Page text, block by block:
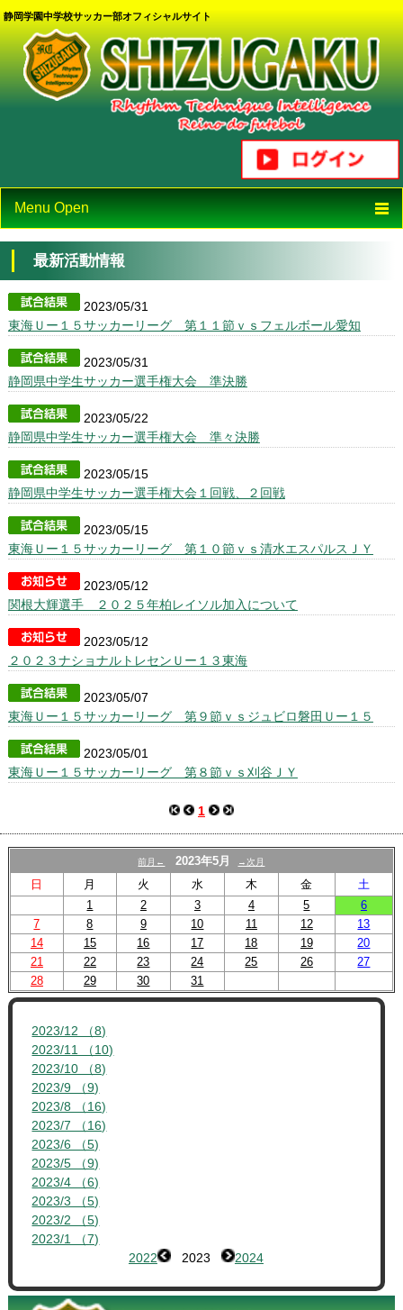
静岡学園中学校サッカー部オフィシャルサイト
Menu Open
最新活動情報
2023/05/31
東海Ｕー１５サッカーリーグ 第１１節ｖｓフェルボール愛知
2023/05/31
静岡県中学生サッカー選手権大会 準決勝
2023/05/22
静岡県中学生サッカー選手権大会 準々決勝
2023/05/15
静岡県中学生サッカー選手権大会１回戦、２回戦
2023/05/15
東海Ｕー１５サッカーリーグ 第１０節ｖｓ清水エスパルスＪＹ
2023/05/12
関根大輝選手 ２０２５年柏レイソル加入について
2023/05/12
２０２３ナショナルトレセンＵー１３東海
2023/05/07
東海Ｕー１５サッカーリーグ 第９節ｖｓジュビロ磐田Ｕー１５
2023/05/01
東海Ｕー１５サッカーリーグ 第８節ｖｓ刈谷ＪＹ
1
前月← 2023年5月 →次月
日 月 火 水 木 金
土
1
2 3 4 5
6
7
8 9 10 11 12
13
14
15 16 17 18 19
20
21
22 23 24 25 26
27
28
29 30 31
2023/12 （8)
2023/11 （10)
2023/10 （8)
2023/9 （9)
2023/8 （16)
2023/7 （16)
2023/6 （5)
2023/5 （9)
2023/4 （6)
2023/3 （5)
2023/2 （5)
2023/1 （7)
2022
2023 2024